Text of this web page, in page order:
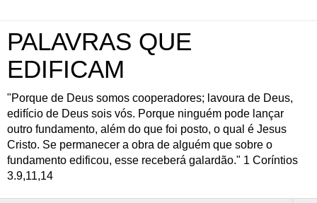
PALAVRAS QUE
EDIFICAM
"Porque de Deus somos cooperadores; lavoura de Deus,
edifício de Deus sois vós. Porque ninguém pode lançar
outro fundamento, além do que foi posto, o qual é Jesus
Cristo. Se permanecer a obra de alguém que sobre o
fundamento edificou, esse receberá galardão." 1 Coríntios
3.9,11,14